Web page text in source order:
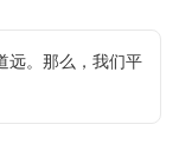
。那么，我们平